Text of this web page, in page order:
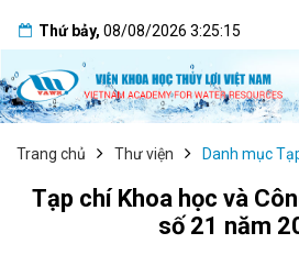
Thứ bảy, 08/08/2026 3:25:16
Trang chủ Thư viện Danh mục
Tạp chí Khoa học và
số 21 năm